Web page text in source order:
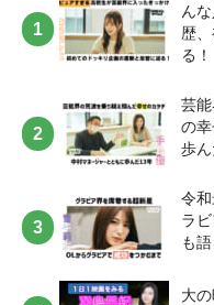
ん
歴
る！
芸
の
歩
令
ラ
も
大